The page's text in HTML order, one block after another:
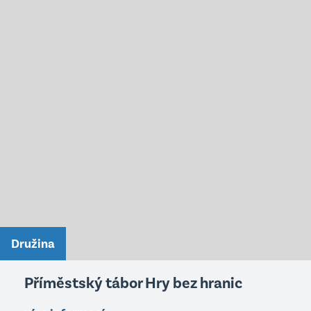
Družina
Příměstský tábor Hry bez hranic